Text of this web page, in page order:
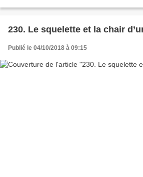
230. Le squelette et la chair
Publié le 04/10/2018 à 09:15